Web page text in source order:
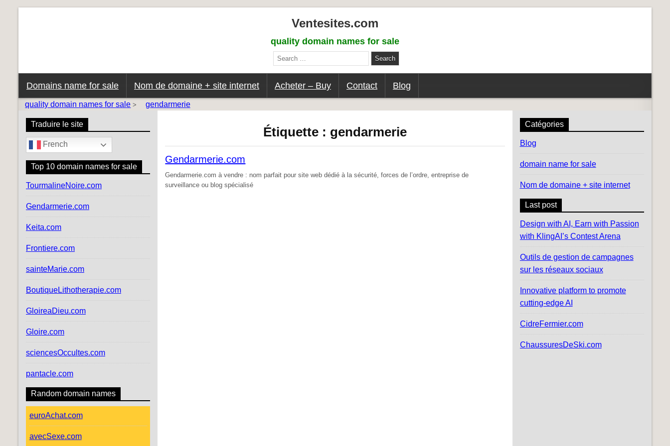
Ventesites.com
quality domain names for sale
Search
for:
Domains name for sale Nom de domaine + site internet Acheter – Buy Contact Blog
quality domain names for sale > gendarmerie
Étiquette : gendarmerie
Gendarmerie.com
Gendarmerie.com à vendre : nom parfait pour site web dédié à la sécurité, forces de l’ordre, entreprise de
surveillance ou blog spécialisé
Traduire le site
French
Top 10 domain names for sale
TourmalineNoire.com
Gendarmerie.com
Keita.com
Frontiere.com
sainteMarie.com
BoutiqueLithotherapie.com
GloireaDieu.com
Gloire.com
sciencesOccultes.com
pantacle.com
Random domain names
euroAchat.com
avecSexe.com
Catégories
Blog
domain name for sale
Nom de domaine + site internet
Last post
Design with AI, Earn with Passion
with KlingAI’s Contest Arena
Outils de gestion de campagnes
sur les réseaux sociaux
Innovative platform to promote
cutting-edge AI
CidreFermier.com
ChaussuresDeSki.com